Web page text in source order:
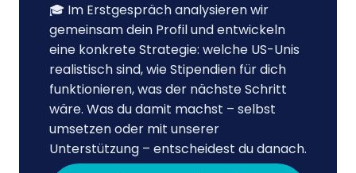
🎓 Im Erstgespräch analysieren wir
gemeinsam dein Profil und entwickeln
eine konkrete Strategie: welche US-Unis
realistisch sind, wie Stipendien für dich
funktionieren, was der nächste Schritt
wäre. Was du damit machst – selbst
umsetzen oder mit unserer
Unterstützung – entscheidest du danach.